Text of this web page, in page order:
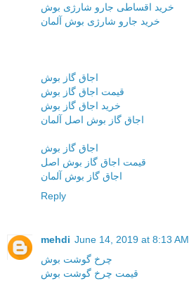
خرید اقساطی جارو شارژی بوش
خرید جارو شارژی بوش آلمان
اجاق گاز بوش
قیمت اجاق گاز بوش
خرید اجاق گاز بوش
اجاق گاز بوش اصل آلمان
اجاق گاز بوش
قیمت اجاق گاز بوش اصل
اجاق گاز بوش آلمان
Reply
mehdi June 14, 2019 at 8:13 AM
چرخ گوشت بوش
قیمت چرخ گوشت بوش